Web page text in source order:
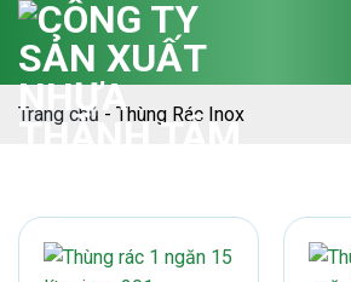
Bỏ
qua
nội
dungTrang chủ - Thùng Rác Inox